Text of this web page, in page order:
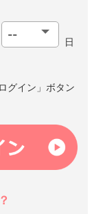
日
グイン」ボタン